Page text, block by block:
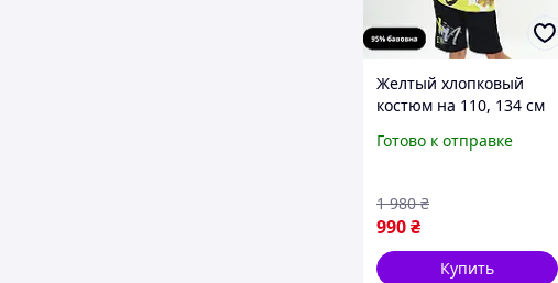
Желтый хлопковый
костюм на 110, 134 см
мальчиков, летние
костюмы Турция для
детей
Готово к отправке
990₴
1 980 ₴
Купить